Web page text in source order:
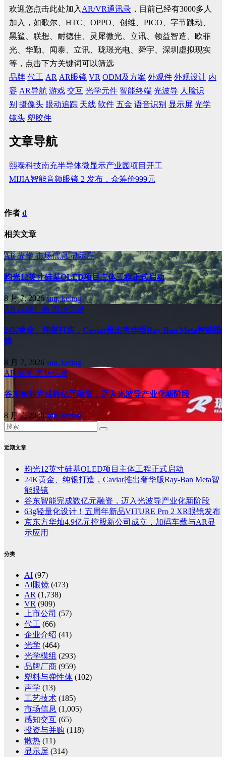
欢迎您点击此处加入 AR/VR通讯录 ，目前已经有3000多人
加入，如歌尔、HTC、OPPO、创维、PICO、字节跳动、
黑鲨、联想、耐德佳、灵犀微光、立讯、领益智造、欧菲
光、华勤、闻泰、立讯、珑璟光电、舜宇、深圳虚拟现实
等，点击下方关键词可以筛选
品牌 代工 AR AR眼镜 VR ODM及方案 外观件 外观设计 内
容 AR导航 游戏 交互 光学元件 智能终端 光波导 人脸识
别 摄像头 眼动追踪 天线 软件 五金 语音识别 显示屏 光学
镜头 塑胶件
文章导航
熙泰科技南充半导体微显示产业园项目开工
MIJIA智能音频眼镜 2 发布，众筹价999元
作者 d
相关文章
AR光学市场信息显示屏
昀光12英寸硅基OLED项目主体工程正式启动
8 月 7, 2026sun, keting
AR 品牌厂商 市场信息
24K黄金、纯银打造，Caviar推出奢华版Ray-Ban Meta智能眼
镜
8 月 7, 2026 sun, keting
AR 光学 市场信息
谷东智能完成数亿元融资，迈入光波导产业化新阶段
8 月 7, 2026sun, keting
近期文章
昀光12英寸硅基OLED项目主体工程正式启动
24K黄金、纯银打造，Caviar推出奢华版Ray-Ban Meta智
能眼镜
谷东智能完成数亿元融资，迈入光波导产业化新阶段
63g轻量化设计！五周年新品VITURE Pro 2 XR眼镜发布
京东方华灿4.9亿元控股新公司成立，加码车载与AR显
示应用
分类
AI (97)
AI眼镜 (473)
AR (1,738)
VR (909)
上市公司 (57)
代工 (66)
企业介绍 (41)
光学 (464)
光学模组 (293)
品牌厂商 (959)
塑料与弹性体 (102)
声学 (13)
工艺技术 (185)
市场信息 (1,005)
感知交互 (65)
投资与并购 (118)
散热 (11)
显示屏 (314)